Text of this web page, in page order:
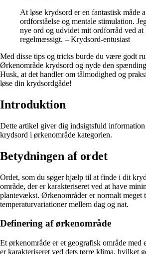
At løse krydsord er en fantastisk måde
ordforståelse og mentale stimulation.
nye ord og udvidet mit ordforråd ved at
regelmæssigt. – Krydsord-entusiast
Med disse tips og tricks burde du være godt
Ørkenområde krydsord og nyde den
Husk, at det handler om tålmodighed og
løse din krydsordgåde!
Introduktion
Dette artikel giver dig indsigtsfuld
krydsord i ørkenområde kategorien.
Betydningen af ordet
Ordet, som du søger hjælp til at finde i dit
område, der er karakteriseret ved at have
plantevækst. Ørkenområder er normalt meget
temperaturvariationer mellem dag og nat.
Definering af ørkenområde
Et ørkenområde er et geografisk område med
er karakteriseret ved dets tørre klima, hvilket